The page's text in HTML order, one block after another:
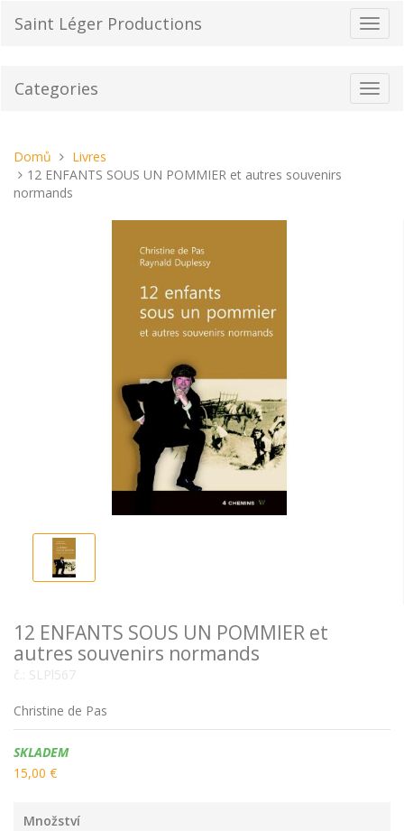
Saint Léger Productions
Categories
Nacházíte
se
tady:
Domů
Livres
12 ENFANTS SOUS UN POMMIER et autres souvenirs
normands
12 ENFANTS SOUS UN POMMIER et
autres souvenirs normands
č.: SLPl567
Christine de Pas
Dostupnost:
SKLADEM
15,00 €
Množství